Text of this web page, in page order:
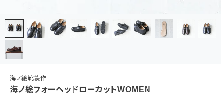
海ノ絵靴製作
海ノ絵フォーヘッドローカットWOMEN